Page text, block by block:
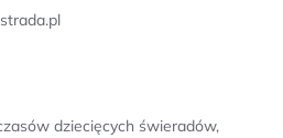
dziecięcych świeradów,